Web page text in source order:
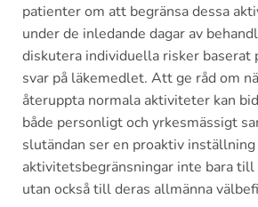
patienter om att begränsa dessa
under de inledande dagar av
diskutera individuella risker baserat
svar på läkemedlet. Att ge råd om
återuppta normala aktiviteter kan
både personligt och yrkesmässigt
slutändan ser en proaktiv
aktivitetsbegränsningar inte bara
utan också till deras allmänna